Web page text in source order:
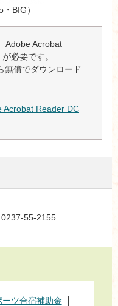
BIG）
Adobe Acrobat
必要です。
無償でダウンロード
Acrobat Reader DC
55-2155
ツ合宿補助金